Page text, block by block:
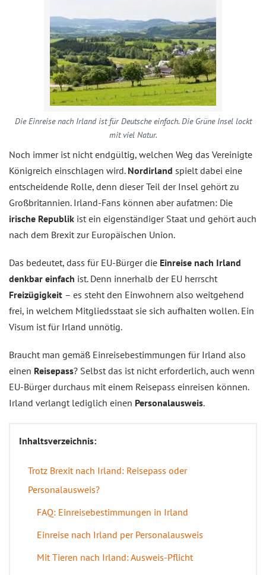
Die Einreise nach Irland ist für Deutsche einfach. Die Grüne Insel lockt
mit viel Natur.
Noch immer ist nicht endgültig, welchen Weg das Vereinigte
Königreich einschlagen wird. Nordirland spielt dabei eine
entscheidende Rolle, denn dieser Teil der Insel gehört zu
Großbritannien. Irland-Fans können aber aufatmen: Die
irische Republik ist ein eigenständiger Staat und gehört auch
nach dem Brexit zur Europäischen Union.
Das bedeutet, dass für EU-Bürger die Einreise nach Irland
denkbar einfach ist. Denn innerhalb der EU herrscht
Freizügigkeit – es steht den Einwohnern also weitgehend
frei, in welchem Mitgliedsstaat sie sich aufhalten wollen. Ein
Visum ist für Irland unnötig.
Braucht man gemäß Einreisebestimmungen für Irland also
einen Reisepass? Selbst das ist nicht erforderlich, auch wenn
EU-Bürger durchaus mit einem Reisepass einreisen können.
Irland verlangt lediglich einen Personalausweis.
Inhaltsverzeichnis:
Trotz Brexit nach Irland: Reisepass oder
Personalausweis?
FAQ: Einreisebestimmungen in Irland
Einreise nach Irland per Personalausweis
Mit Tieren nach Irland: Ausweis-Pflicht